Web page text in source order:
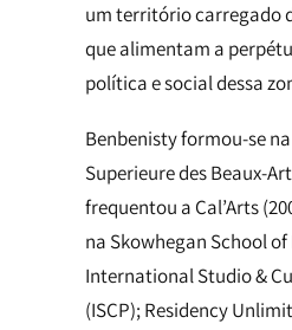
um território carregado
que alimentam a
política e social dessa
Benbenisty formou-se
Superieure des Beaux-
frequentou a Cal’Arts
na Skowhegan School
International Studio &
(ISCP); Residency